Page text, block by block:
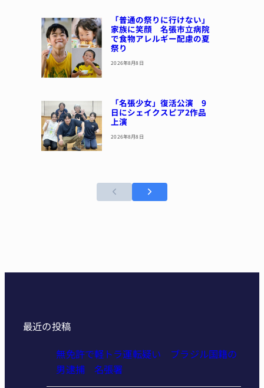
「普通の祭りに行けない」
家族に笑顔 名張市立病院
で食物アレルギー配慮の夏
祭り
2026年8月8日
「名張少女」復活公演 9
日にシェイクスピア2作品
上演
2026年8月8日
最近の投稿
無免許で軽トラ運転疑い ブラジル国籍の
男逮捕 名張署